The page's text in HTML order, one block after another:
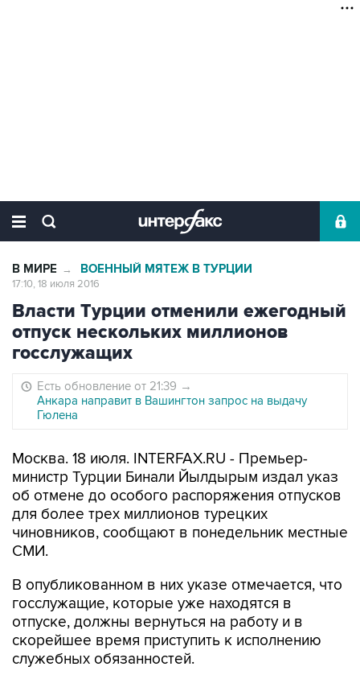
В МИРЕ → ВОЕННЫЙ МЯТЕЖ В ТУРЦИИ
17:10, 18 июля 2016
Власти Турции отменили ежегодный
отпуск нескольких миллионов
госслужащих
Есть обновление от 21:39 →
Анкара направит в Вашингтон запрос на выдачу
Гюлена
Москва. 18 июля. INTERFAX.RU - Премьер-
министр Турции Бинали Йылдырым издал указ
об отмене до особого распоряжения отпусков
для более трех миллионов турецких
чиновников, сообщают в понедельник местные
СМИ.
В опубликованном в них указе отмечается, что
госслужащие, которые уже находятся в
отпуске, должны вернуться на работу и в
скорейшее время приступить к исполнению
служебных обязанностей.